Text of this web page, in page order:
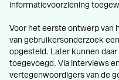
informatievoorziening
Voor het eerste ontwerp van
van gebruikersonderzoek
opgesteld. Later kunnen
toegevoegd. Via interviews
vertegenwoordigers van de